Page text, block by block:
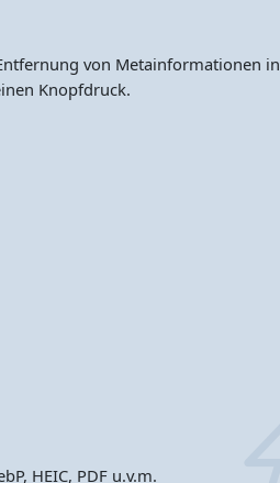
von Metainformationen in
Knopfdruck.
HEIC, PDF u.v.m.